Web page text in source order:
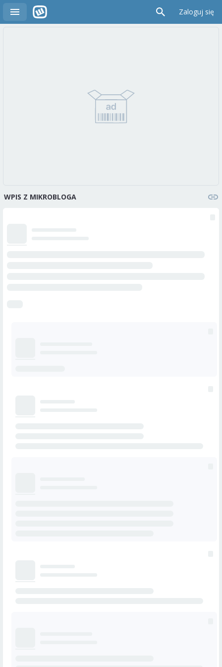
Zaloguj się
WPIS Z MIKROBLOGA